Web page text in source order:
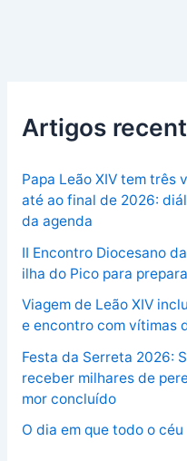
Artigos
Papa Leão XIV tem três
até ao final de 2026:
da agenda
II Encontro Diocesano
ilha do Pico para
Viagem de Leão XIV
e encontro com vítimas
Festa da Serreta 2026:
receber milhares de
mor concluído
O dia em que todo o